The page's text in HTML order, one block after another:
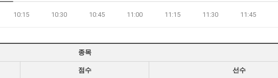
10:15 10:30 10:45 11:00 11:15 11:30 11:45
종목
점수 선수